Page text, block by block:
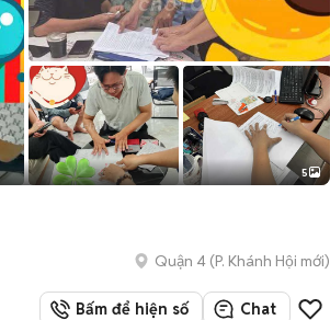
5
Quận 4 (P. Khánh Hội mới)
Bấm để hiện số Chat